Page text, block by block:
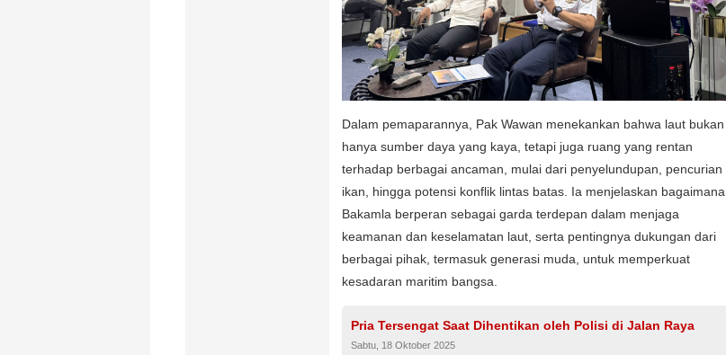
Dalam pemaparannya, Pak Wawan menekankan bahwa laut bukan
hanya sumber daya yang kaya, tetapi juga ruang yang rentan
terhadap berbagai ancaman, mulai dari penyelundupan, pencurian
ikan, hingga potensi konflik lintas batas. Ia menjelaskan bagaimana
Bakamla berperan sebagai garda terdepan dalam menjaga
keamanan dan keselamatan laut, serta pentingnya dukungan dari
berbagai pihak, termasuk generasi muda, untuk memperkuat
kesadaran maritim bangsa.
Pria Tersengat Saat Dihentikan oleh Polisi di Jalan Raya
Sabtu, 18 Oktober 2025